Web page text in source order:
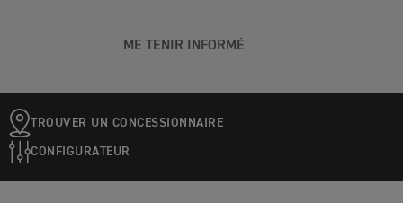
ME TENIR INFORMÉ
TROUVER UN CONCESSIONNAIRE
CONFIGURATEUR